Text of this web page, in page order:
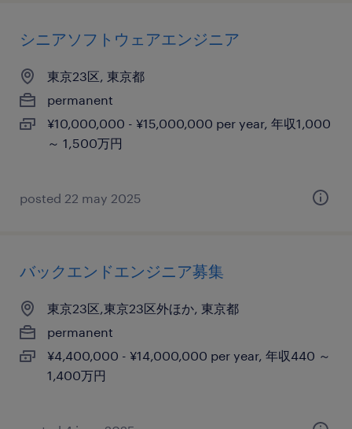
シニアソフトウェアエンジニア
東京23区, 東京都
permanent
¥10,000,000 - ¥15,000,000 per year, 年収1,000
～ 1,500万円
posted 22 may 2025
バックエンドエンジニア募集
東京23区,東京23区外ほか, 東京都
permanent
¥4,400,000 - ¥14,000,000 per year, 年収440 ～
1,400万円